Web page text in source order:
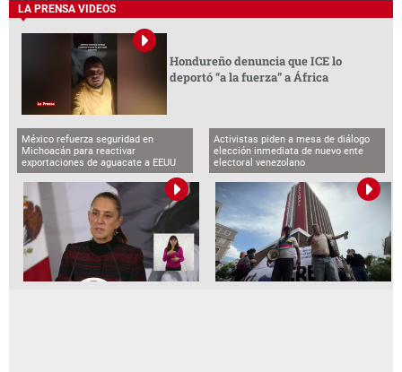
LA PRENSA VIDEOS
Hondureño denuncia que ICE lo
deportó “a la fuerza” a África
México refuerza seguridad en
Michoacán para reactivar
exportaciones de aguacate a EEUU
Activistas piden a mesa de diálogo
elección inmediata de nuevo ente
electoral venezolano